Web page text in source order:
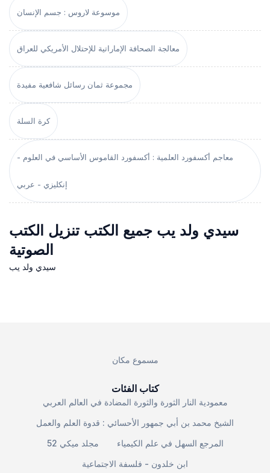
موسوعة لاروس : جسم الإنسان
معالجة الصحافة الإماراتية للإحتلال الأمريكي للعراق
مجموعة ثمان رسائل شافعية مفيدة
كرة السلة
معاجم أكسفورد العلمية : أكسفورد القاموس الأساسي في العلوم -
إنكليزي - عربي
سيدي ولد يب جميع الكتب تنزيل الكتب
الصوتية
سيدي ولد يب
مسموع مكان
كتاب الفئات
معمودية النار الثورة والثورة المضادة في العالم العربي
الشيخ محمد بن أبي جمهور الأحسائي : قدوة العلم والعمل
مجلد ميكي 52
المرجع السهل في علم الكيمياء
ابن خلدون - فلسفة الاجتماعية